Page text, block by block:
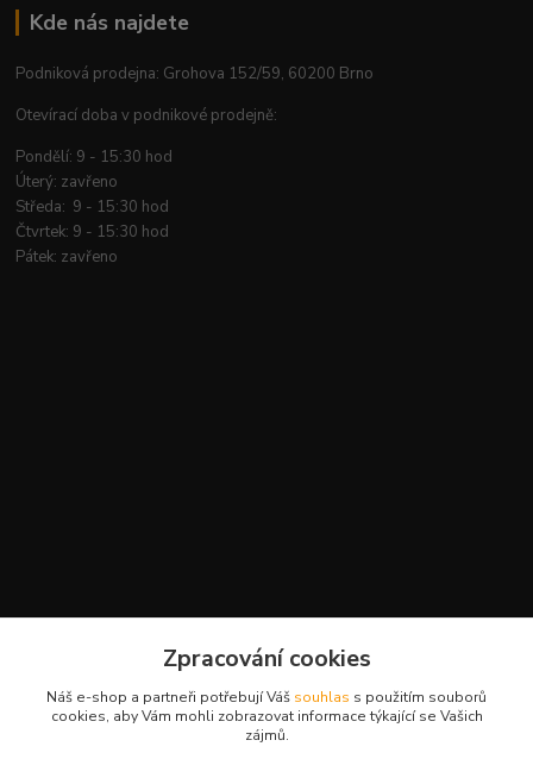
Kde nás najdete
Podniková prodejna: Grohova 152/59, 60200 Brno
Otevírací doba v podnikové prodejně:
Pondělí: 9 - 15:30 hod
Úterý: zavřeno
Středa: 9 - 15:30 hod
Čtvrtek: 9 - 15:30 hod
Pátek: zavřeno
+420 777 959 094
(Po-Pá, 8-16 hod.)
Zpracování cookies
Náš e-shop a partneři potřebují Váš souhlas s použitím souborů
cookies, aby Vám mohli zobrazovat informace týkající se Vašich
zájmů.